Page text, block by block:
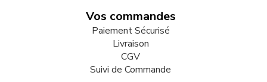
Vos commandes
Paiement Sécurisé
Livraison
CGV
Suivi de Commande